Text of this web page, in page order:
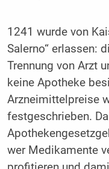
1241 wurde von
Salerno“ erlassen:
Trennung von Arzt
keine Apotheke
Arzneimittelpreise
festgeschrieben.
wer Medikamente